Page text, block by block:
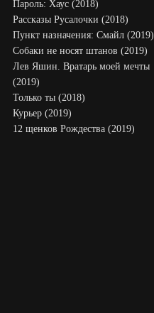
Пароль: Хаус (2018)
Рассказы Русалочки (2018)
Пункт назначения: Смайл (2019)
Собаки не носят штанов (2019)
Лев Яшин. Вратарь моей мечты
(2019)
Только ты (2018)
Курьер (2019)
12 щенков Рождества (2019)